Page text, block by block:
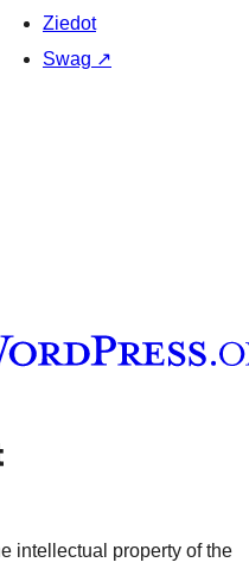
Ziedot
Swag ↗
kanālu
mūsu Tumblr kontu
intellectual property of the